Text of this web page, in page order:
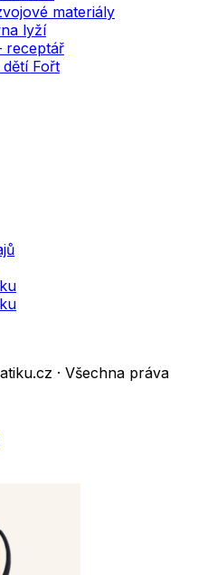
materiály
lyží
Fořt
· Všechna práva